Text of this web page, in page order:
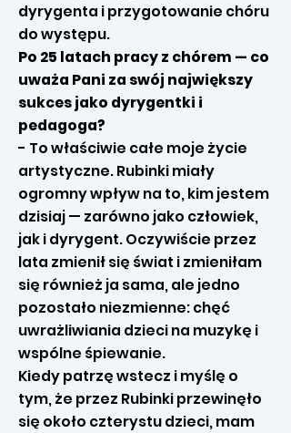
dyrygenta i przygotowanie chóru
do występu.
Po 25 latach pracy z chórem — co
uważa Pani za swój największy
sukces jako dyrygentki i
pedagoga?
- To właściwie całe moje życie
artystyczne. Rubinki miały
ogromny wpływ na to, kim jestem
dzisiaj — zarówno jako człowiek,
jak i dyrygent. Oczywiście przez
lata zmienił się świat i zmieniłam
się również ja sama, ale jedno
pozostało niezmienne: chęć
uwrażliwiania dzieci na muzykę i
wspólne śpiewanie.
Kiedy patrzę wstecz i myślę o
tym, że przez Rubinki przewinęło
się około czterystu dzieci, mam